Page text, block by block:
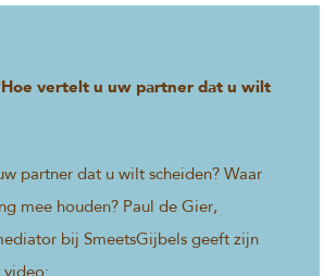
vertelt u uw partner dat u wilt
partner dat u wilt scheiden? Waar
mee houden? Paul de Gier,
bij SmeetsGijbels geeft zijn